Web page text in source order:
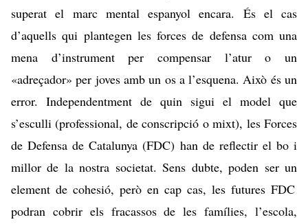
superat el marc mental espanyol encara. És el cas
d’aquells qui plantegen les forces de defensa com una
mena d’instrument per compensar l’atur o un
«adreçador» per joves amb un os a l’esquena. Això és un
error. Independentment de quin sigui el model que
s’esculli (professional, de conscripció o mixt), les Forces
de Defensa de Catalunya (FDC) han de reflectir el bo i
millor de la nostra societat. Sens dubte, poden ser un
element de cohesió, però en cap cas, les futures FDC
podran cobrir els fracassos de les famílies, l’escola,